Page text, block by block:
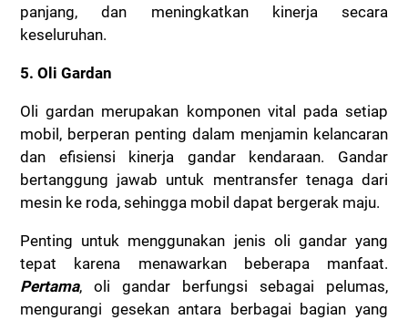
panjang, dan meningkatkan kinerja secara
keseluruhan.
5. Oli Gardan
Oli gardan merupakan komponen vital pada setiap
mobil, berperan penting dalam menjamin kelancaran
dan efisiensi kinerja gandar kendaraan. Gandar
bertanggung jawab untuk mentransfer tenaga dari
mesin ke roda, sehingga mobil dapat bergerak maju.
Penting untuk menggunakan jenis oli gandar yang
tepat karena menawarkan beberapa manfaat.
Pertama, oli gandar berfungsi sebagai pelumas,
mengurangi gesekan antara berbagai bagian yang